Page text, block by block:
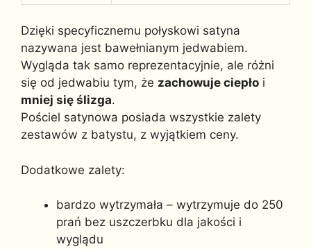
Dzięki specyficznemu połyskowi satyna
nazywana jest bawełnianym jedwabiem.
Wygląda tak samo reprezentacyjnie, ale różni
się od jedwabiu tym, że zachowuje ciepło i
mniej się ślizga.
Pościel satynowa posiada wszystkie zalety
zestawów z batystu, z wyjątkiem ceny.
Dodatkowe zalety:
bardzo wytrzymała – wytrzymuje do 250
prań bez uszczerbku dla jakości i
wyglądu